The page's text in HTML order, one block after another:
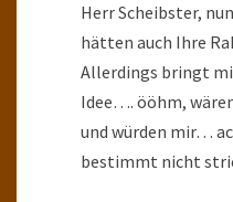
Herr Scheibster,
hätten auch Ihre
Allerdings bringt
Idee…. ööhm,
und würden mir…
bestimmt nicht